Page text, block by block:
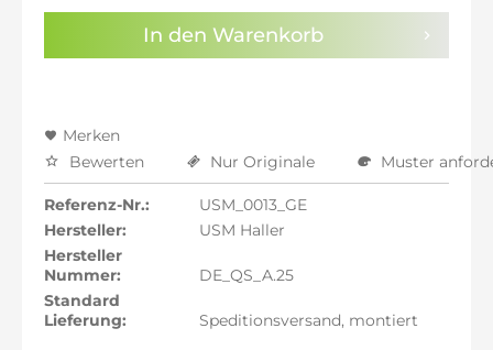
Kenntnis genommen.
In den Warenkorb
Merken
Bewerten
Nur Originale Muster
Referenz-Nr.:
USM_0013_GE
Hersteller:
USM Haller
Hersteller
Nummer:
DE_QS_A.25
Standard
Lieferung:
Speditionsversand, montiert